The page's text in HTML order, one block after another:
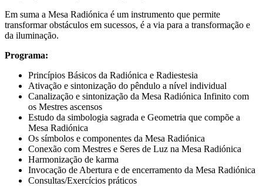
Em suma a Mesa Radiónica é um instrumento que permite
transformar obstáculos em sucessos, é a via para a transformação e
da iluminação.
Programa:
Princípios Básicos da Radiónica e Radiestesia
Ativação e sintonização do pêndulo a nível individual
Canalização e sintonização da Mesa Radiónica Infinito com
os Mestres ascensos
Estudo da simbologia sagrada e Geometria que compõe a
Mesa Radiónica
Os símbolos e componentes da Mesa Radiónica
Conexão com Mestres e Seres de Luz na Mesa Radiónica
Harmonização de karma
Invocação de Abertura e de encerramento da Mesa Radiónica
Consultas/Exercícios práticos